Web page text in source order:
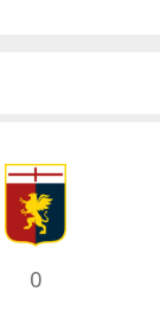
0